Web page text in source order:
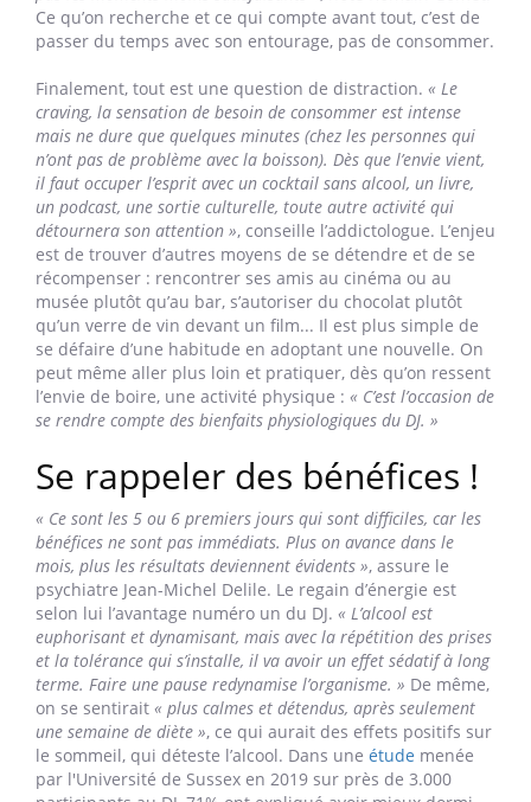
Se distraire et se
récompenser autrement
Faire un Dry January, c’est aussi prendre conscience des
nombreuses fois où l’on boit de l’alcool avec des amis
alors que ce n’est pas "indispensable" (même si ça ne
l’est jamais !) et qu’on ne sera même pas pompette à la
fin du verre.« La plupart du temps, on boit davantage par
habitude culturelle que par vrai plaisir ou recherche d’un
effet. Le DJ permet de comprendre que la sobriété ne rend
pas les moments moins satisfaisants », note Romain Gomet.
Ce qu’on recherche et ce qui compte avant tout, c’est de
passer du temps avec son entourage, pas de consommer.
Finalement, tout est une question de distraction. « Le
craving, la sensation de besoin de consommer est intense
mais ne dure que quelques minutes (chez les personnes qui
il faut occuper l’esprit avec un cocktail sans alcool, un livre,
un podcast, une sortie culturelle, toute autre activité qui
détournera son attention », conseille l’addictologue. L’enjeu
est de trouver d’autres moyens de se détendre et de se
récompenser : rencontrer ses amis au cinéma ou au
musée plutôt qu’au bar, s’autoriser du chocolat plutôt
qu’un verre de vin devant un film... Il est plus simple de
se défaire d’une habitude en adoptant une nouvelle. On
peut même aller plus loin et pratiquer, dès qu’on ressent
l’envie de boire, une activité physique :« C’est l’occasion de
se rendre compte des bienfaits physiologiques du DJ. »
Se rappeler des bénéfices !